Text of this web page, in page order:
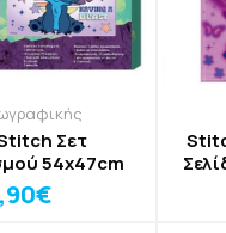
Σετ
54x47cm